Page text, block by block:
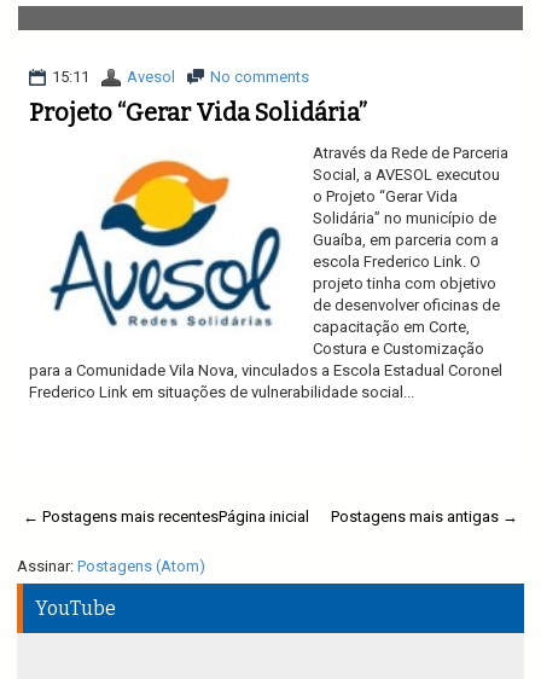
v
i
a
i
15:11 Avesol No comments
Projeto “Gerar Vida Solidária”
Através da Rede de Parceria
Social, a AVESOL executou
o Projeto “Gerar Vida
Solidária” no município de
Guaíba, em parceria com a
escola Frederico Link. O
projeto tinha com objetivo
de desenvolver oficinas de
capacitação em Corte,
Costura e Customização
para a Comunidade Vila Nova, vinculados a Escola Estadual Coronel
Frederico Link em situações de vulnerabilidade social...
← Postagens mais recentes Postagens mais antigas →
Página inicial
Assinar: Postagens (Atom)
YouTube